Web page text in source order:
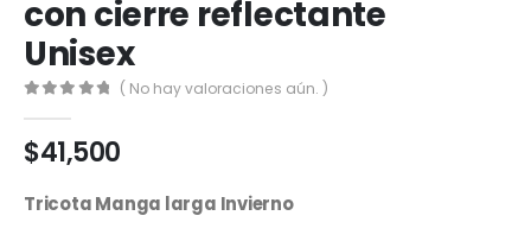
con cierre reflectante
Unisex
( No hay valoraciones aún. )
$41,500
Tricota Manga larga Invierno